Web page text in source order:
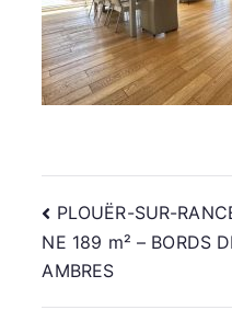
de
l’article
PLOUËR-SUR-
NE 189 m² – BORDS
AMBRES